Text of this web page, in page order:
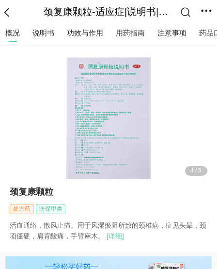
颈复康颗粒-适应症|说明书|功效作用-复禾医药
概况 说明书 功效与作用 用药指南 注意事项 药品
4 / 5
颈复康颗粒
处方药 医保甲类
活血通络，散风止痛。用于风湿瘀阻所致的颈椎病，症见头晕，颈
项僵硬，肩背酸痛，手臂麻木。
[详细]